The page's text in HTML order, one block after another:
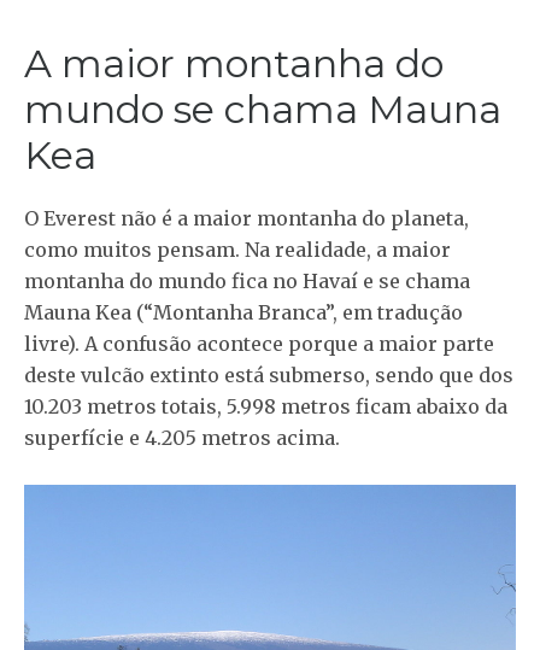
A maior montanha do
mundo se chama Mauna
Kea
O Everest não é a maior montanha do planeta,
como muitos pensam. Na realidade, a maior
montanha do mundo fica no Havaí e se chama
Mauna Kea (“Montanha Branca”, em tradução
livre). A confusão acontece porque a maior parte
deste vulcão extinto está submerso, sendo que dos
10.203 metros totais, 5.998 metros ficam abaixo da
superfície e 4.205 metros acima.